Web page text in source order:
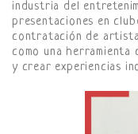
industria del
presentaciones en
contratación de
como una herramienta
y crear experiencias